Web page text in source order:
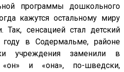
программы дошкольного
кажутся остальному миру
Так, сенсацией стал детский
в Содермальме, районе
учреждения заменили в
и «она», по-шведски,